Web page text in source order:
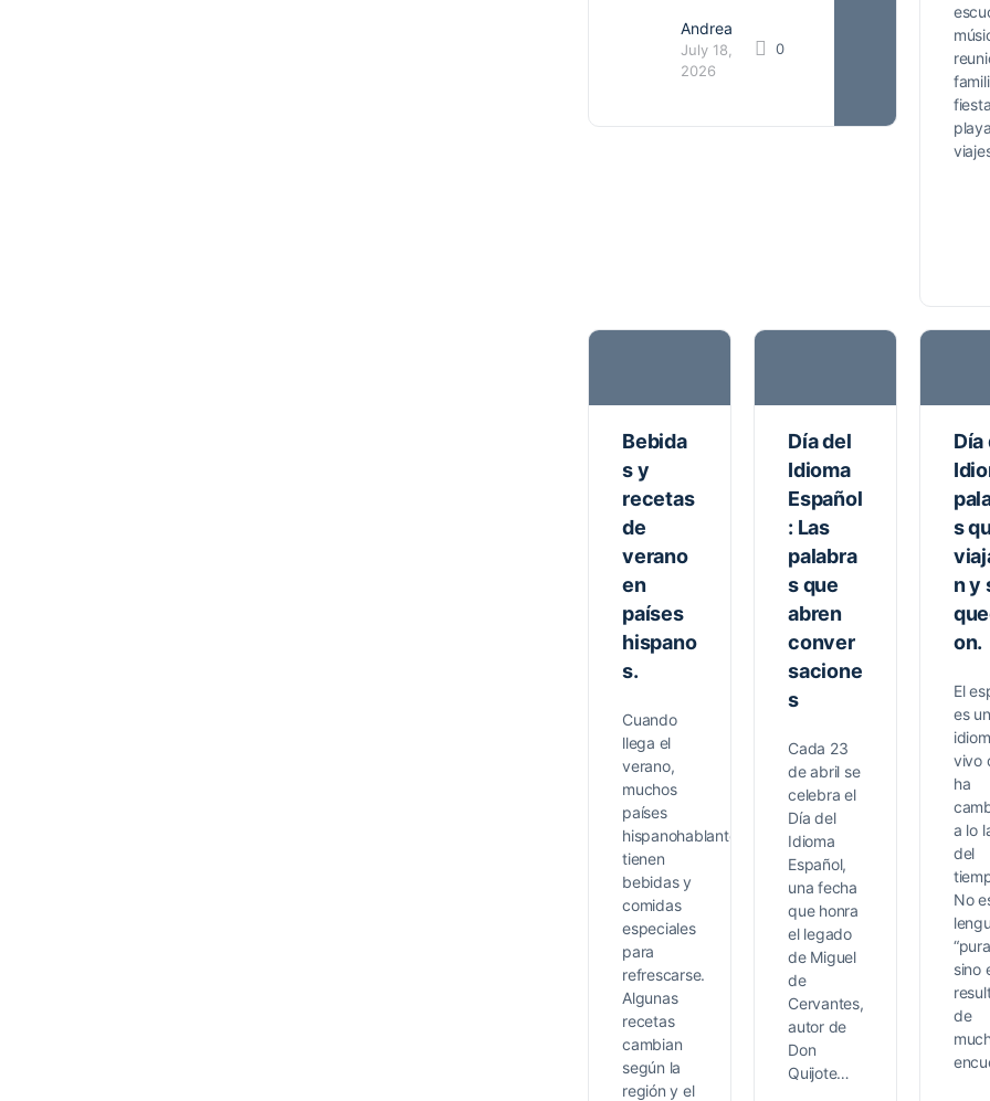
Andrea
July 18,
2026
0
Bebida
s y
recetas
de
verano
en
países
hispano
s.
Cuando
llega el
verano,
muchos
países
hispanohablantes
tienen
bebidas y
comidas
especiales
para
refrescarse.
Algunas
recetas
cambian
según la
región y el
Día del
Idioma
Español
: Las
palabra
s que
abren
conver
sacione
s
Cada 23
de abril se
celebra el
Día del
Idioma
Español,
una fecha
que honra
el legado
de Miguel
de
Cervantes,
autor de
Don
Quijote…
Día
s
n y
on.
El
es un
vivo
ha
a lo
del
No
sino
de